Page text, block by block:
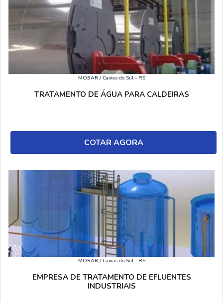
MOSAR/ Caxias do Sul - RS
TRATAMENTO DE ÁGUA PARA CALDEIRAS
COTAR AGORA
MOSAR/ Caxias do Sul - RS
EMPRESA DE TRATAMENTO DE EFLUENTES
INDUSTRIAIS